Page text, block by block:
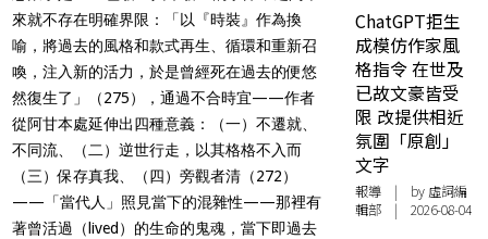
來就不存在明確界限：「以『時裝』作為換
喻，將過去的風格和款式再生、循環和重新召
喚，注入新的活力，於是曾經死在過去的便悠
然復生了」（275），通過不合時宜——作者
從阿甘本處延伸出四種意義：（一）不遷就、
不同流、（二）逆世行走，以其格格不入而
（三）保存真我、（四）旁觀者清（272）
——「當代人」照見當下的混雜性——那裡有
著曾活過（lived）的生命的鬼魂，當下即過去
ChatGPT拒生
成模仿作家風
格指令 在世及
已故文豪皆受
限 改提供相近
氛圍「原創」
文字
報導 | by 虛詞編
輯部 | 2026-08-04